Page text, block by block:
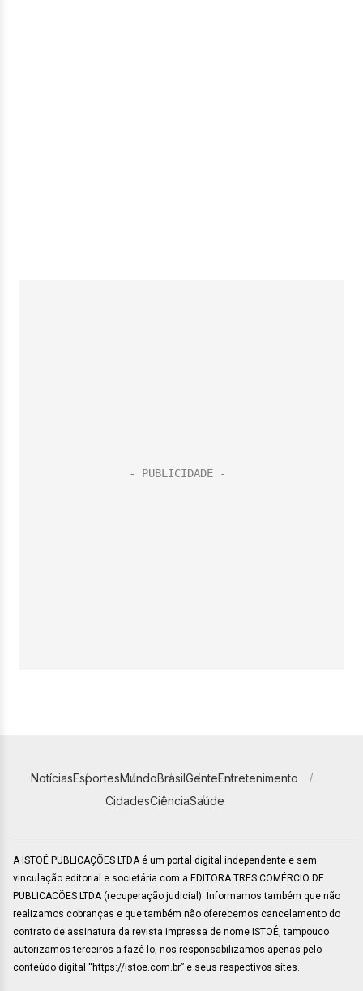
NotíciasEsportesMundoBrasilGenteEntretenimento
CidadesCiênciaSaúde
A ISTOÉ PUBLICAÇÕES LTDA é um portal digital independente e sem
vinculação editorial e societária com a EDITORA TRES COMÉRCIO DE
PUBLICACÕES LTDA (recuperação judicial). Informamos também que não
realizamos cobranças e que também não oferecemos cancelamento do
contrato de assinatura da revista impressa de nome ISTOÉ, tampouco
autorizamos terceiros a fazê-lo, nos responsabilizamos apenas pelo
conteúdo digital “https://istoe.com.br” e seus respectivos sites.